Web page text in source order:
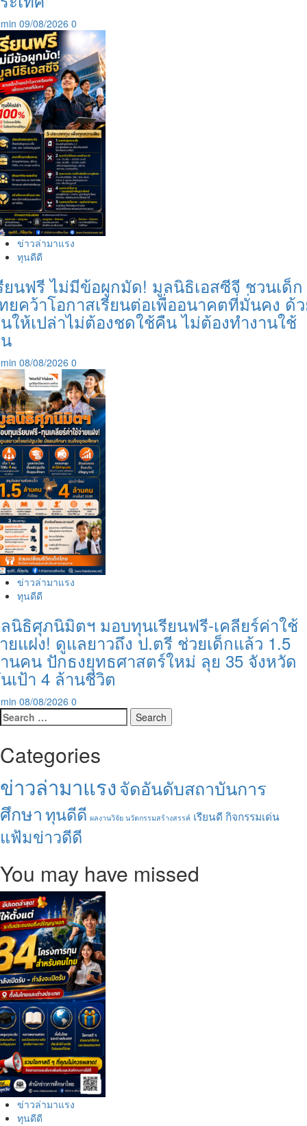
09/08/2026 0
ข่าวล่ามาแรง
ทุนดีดี
ยนฟรี ไม่มีข้อผูกมัด! มูลนิธิเอสซีจี ชวนเด็ก
ยคว้าโอกาสเรียนต่อเพื่ออนาคตที่มั่นคง ด้
ให้เปล่าไม่ต้องชดใช้คืน ไม่ต้องทำงานใช้
08/08/2026 0
ข่าวล่ามาแรง
ทุนดีดี
นิธิศุภนิมิตฯ มอบทุนเรียนฟรี-เคลียร์ค่าใช้
ยแฝง! ดูแลยาวถึง ป.ตรี ช่วยเด็กแล้ว 1.5
นคน ปักธงยุทธศาสตร์ใหม่ ลุย 35 จังหวัด
เป้า 4 ล้านชีวิต
08/08/2026 0
Search
for:
Categories
ข่าวล่ามาแรงจัดอันดับสถาบันการ
ศึกษาทุนดีดี ผลงานวิจัย นวัตกรรมสร้างสรรค์ เรียนดี กิจกรรมเด่น
แฟ้มข่าวดีดี
You may have missed
ข่าวล่ามาแรง
ทุนดีดี